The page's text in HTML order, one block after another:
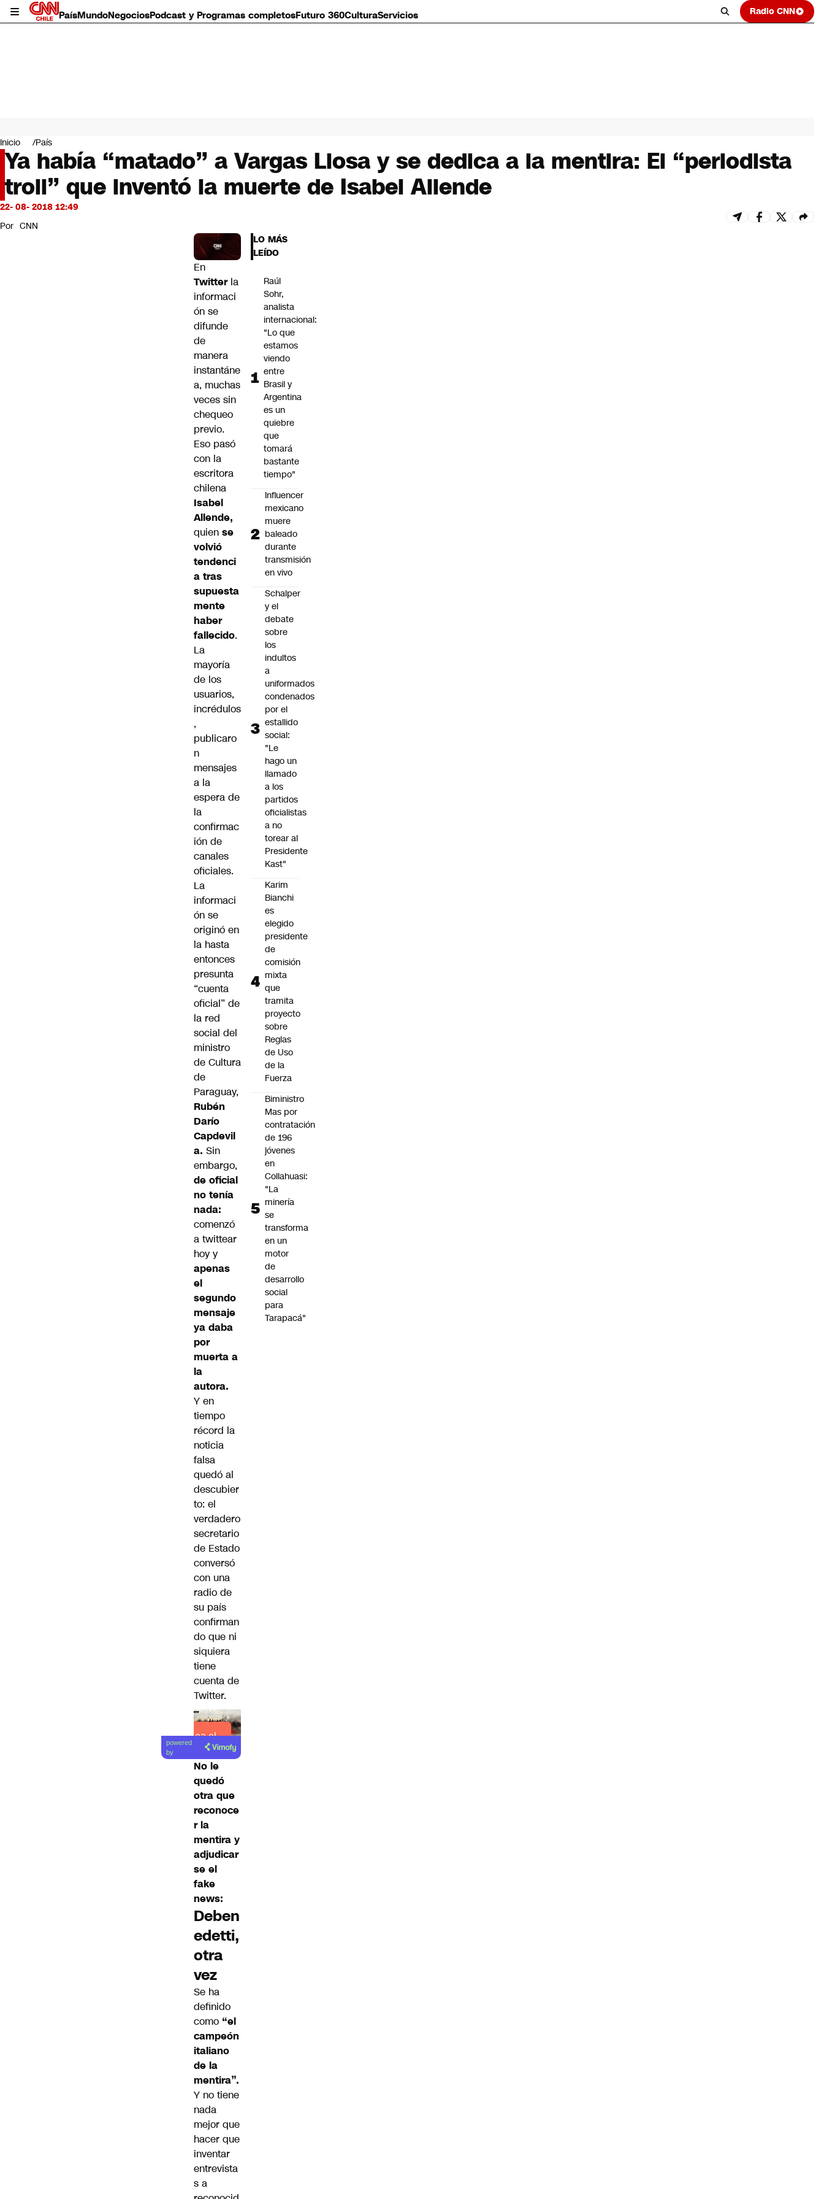
PaísMundoNegociosPodcast y Programas completosFuturo 360CulturaServicios Radio CNN
Mundo
Negocios
Deportes
Programas completos
Cultura
Servicios
Bits
CNN Data
Inicio País
Ya había “matado” a Vargas Llosa y se dedica a la mentira: El “periodista
troll” que inventó la muerte de Isabel Allende
22- 08- 2018 12:49
Por CNN
En
Twitterla
informaci
ón se
difunde
de
manera
instantáne
a, muchas
veces sin
chequeo
previo.
Eso pasó
con la
escritora
chilena
Isabel
Allende,
quien se
volvió
tendenci
a tras
supuesta
mente
haber
fallecido.
La
mayoría
de los
usuarios,
incrédulos
,
publicaro
n
mensajes
a la
espera de
la
confirmac
ión de
canales
oficiales.
La
informaci
ón se
originó en
la hasta
entonces
presunta
“cuenta
oficial” de
la red
social del
ministro
de Cultura
de
Paraguay,
Rubén
Darío
Capdevil
a. Sin
embargo,
de oficial
no tenía
nada:
comenzó
a twittear
hoy y
apenas
el
segundo
mensaje
ya daba
por
muerta a
la
autora.
Y en
tiempo
récord la
noticia
falsa
quedó al
descubier
to: el
verdadero
secretario
de Estado
conversó
con una
radio de
su país
confirman
do que ni
siquiera
tiene
cuenta de
Twitter.
Lea el
artículo
powered
by
No le
quedó
otra que
reconoce
r la
mentira y
adjudicar
se el
fake
news:
Deben
edetti,
otra
vez
Se ha
definido
como “el
campeón
italiano
de la
mentira”.
Y no tiene
nada
mejor que
hacer que
inventar
entrevista
s a
LO MÁS
LEÍDO
Raúl
Sohr,
analista
internacional:
"Lo que
estamos
viendo
entre
Brasil y
Argentina
es un
quiebre
que
tomará
bastante
tiempo"
Influencer
mexicano
muere
baleado
durante
transmisión
en vivo
Schalper
y el
debate
sobre
los
indultos
a
uniformados
condenados
por el
estallido
social:
"Le
hago un
llamado
a los
partidos
oficialistas
a no
torear al
Presidente
Kast"
Karim
Bianchi
es
elegido
presidente
de
comisión
mixta
que
tramita
proyecto
sobre
Reglas
de Uso
de la
Fuerza
Biministro
Mas por
contratación
de 196
jóvenes
en
Collahuasi:
"La
minería
se
transforma
en un
motor
de
desarrollo
social
para
Tarapacá"